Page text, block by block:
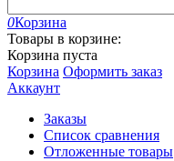
0Корзина
Товары в корзине:
Корзина пуста
Корзина Оформить заказ
Аккаунт
Заказы
Список сравнения
Отложенные товары